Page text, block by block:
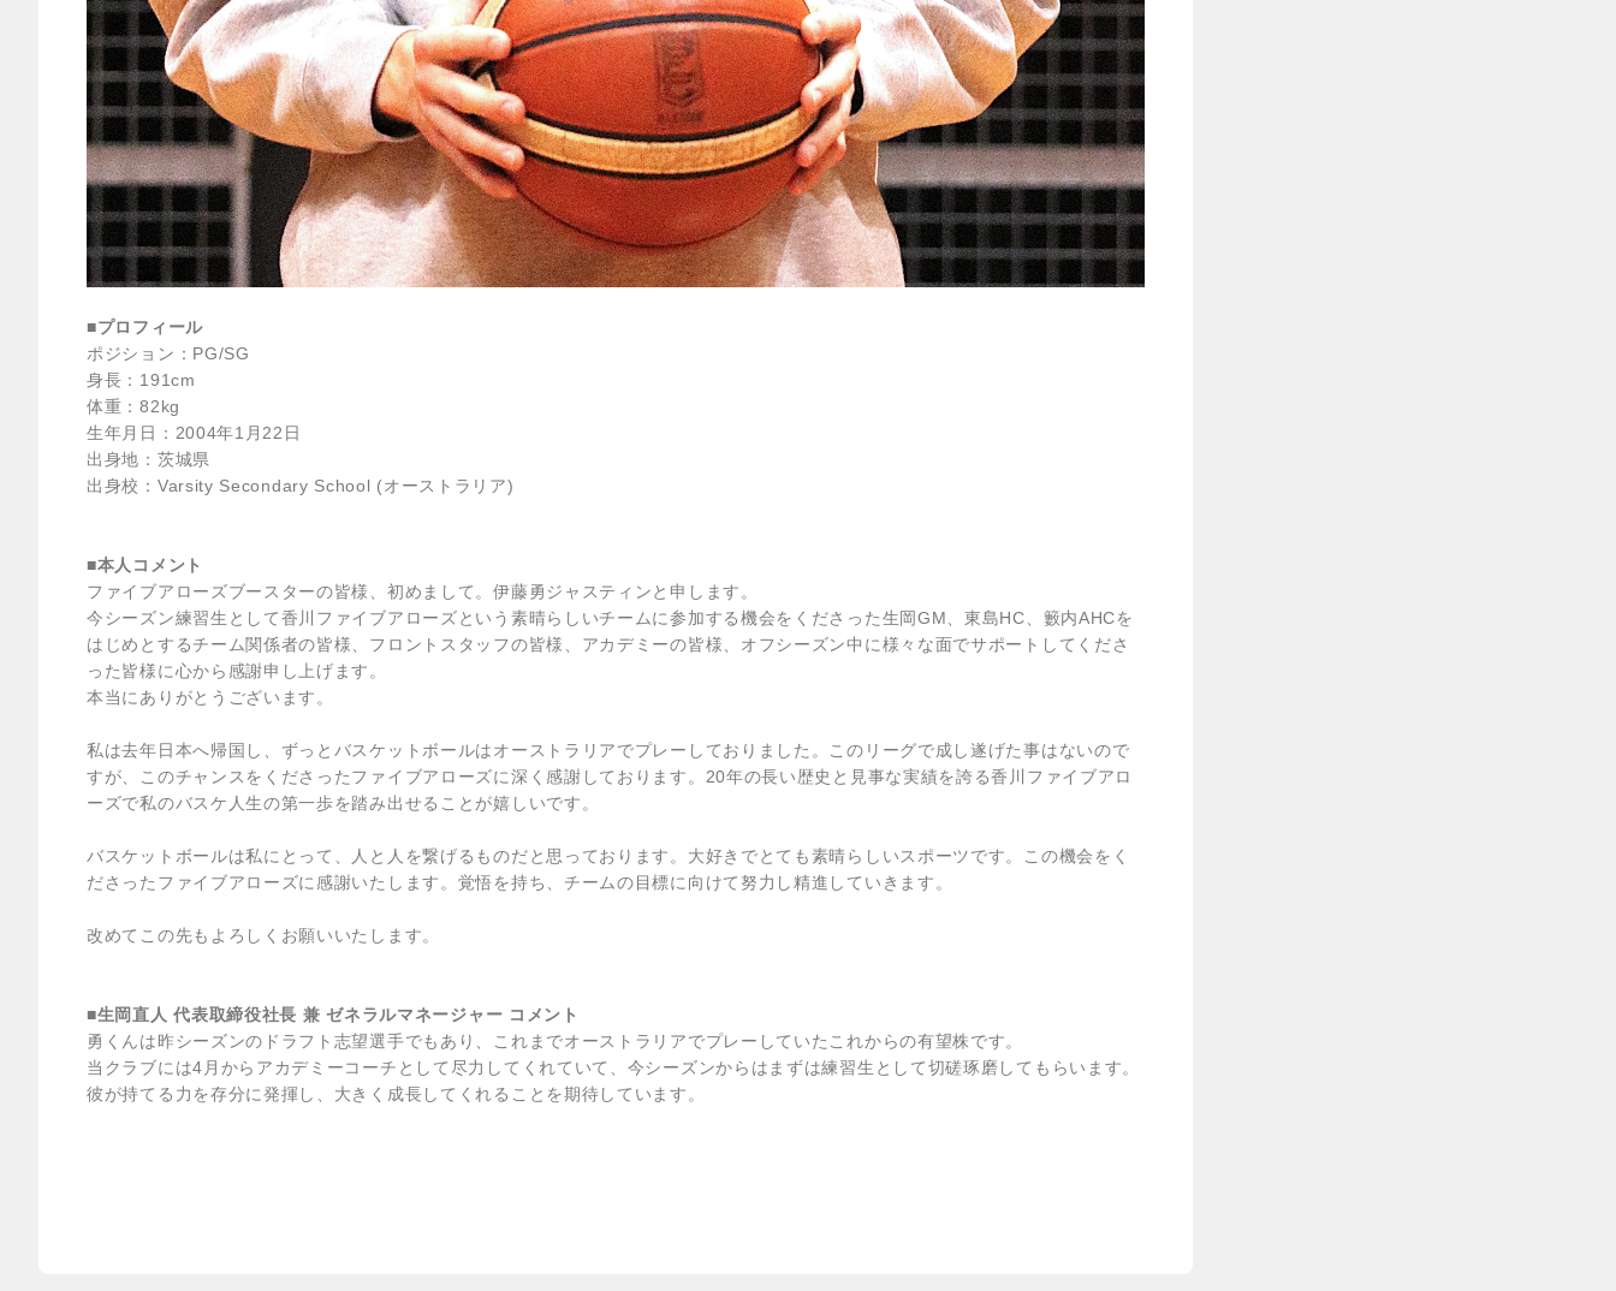
■プロフィール
ポジション：PG/SG
身長：191cm
体重：82kg
生年月日：2004年1月22日
出身地：茨城県
出身校：Varsity Secondary School (オーストラリア)
■本人コメント
ファイブアローズブースターの皆様、初めまして。伊藤勇ジャスティンと申します。
今シーズン練習生として香川ファイブアローズという素晴らしいチームに参加する機会をくださった生岡GM、東島HC、籔内AHCを
はじめとするチーム関係者の皆様、フロントスタッフの皆様、アカデミーの皆様、オフシーズン中に様々な面でサポートしてくださ
った皆様に心から感謝申し上げます。
本当にありがとうございます。
私は去年日本へ帰国し、ずっとバスケットボールはオーストラリアでプレーしておりました。このリーグで成し遂げた事はないので
すが、このチャンスをくださったファイブアローズに深く感謝しております。20年の長い歴史と見事な実績を誇る香川ファイブアロ
ーズで私のバスケ人生の第一歩を踏み出せることが嬉しいです。
バスケットボールは私にとって、人と人を繋げるものだと思っております。大好きでとても素晴らしいスポーツです。この機会をく
ださったファイブアローズに感謝いたします。覚悟を持ち、チームの目標に向けて努力し精進していきます。
改めてこの先もよろしくお願いいたします。
■生岡直人 代表取締役社長 兼 ゼネラルマネージャー コメント
勇くんは昨シーズンのドラフト志望選手でもあり、これまでオーストラリアでプレーしていたこれからの有望株です。
当クラブには4月からアカデミーコーチとして尽力してくれていて、今シーズンからはまずは練習生として切磋琢磨してもらいます。
彼が持てる力を存分に発揮し、大きく成長してくれることを期待しています。